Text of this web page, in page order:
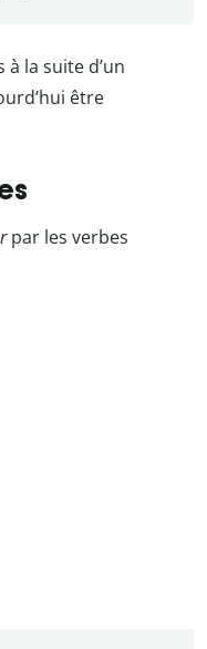
la suite d’un
être
par les verbes